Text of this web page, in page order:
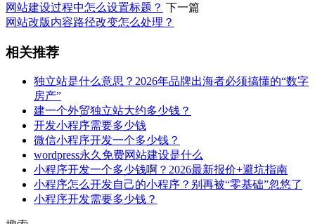
网站建设过程中怎么设置标题？ 下一篇
网站改版内容路径改变怎么处理？
相关推荐
独立站是什么意思？2026年品牌出海者必须搞懂的“数字
房产”
建一个外贸独立站大约多少钱？
开发小程序需要多少钱
微信小程序开发一个多少钱？
wordpress永久免费网站建设是什么
小程序开发一个多少钱啊？2026最新报价+避坑指南
小程序怎么开发自己的小程序？别再被“零基础”忽悠了
小程序开发需要多少钱？